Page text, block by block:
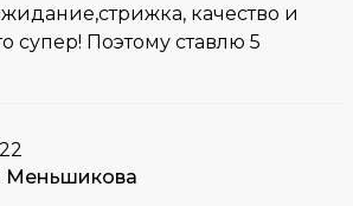
качество и
супер! Поэтому ставлю 5
Меньшикова